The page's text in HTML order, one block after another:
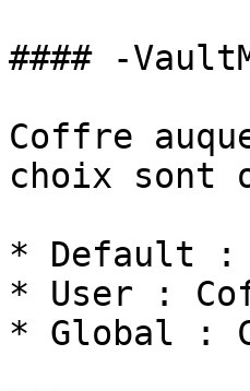
#### -
Coffre
choix sont
* Default :
* User :
* Global :